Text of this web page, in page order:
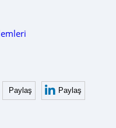
Paylaş Paylaş